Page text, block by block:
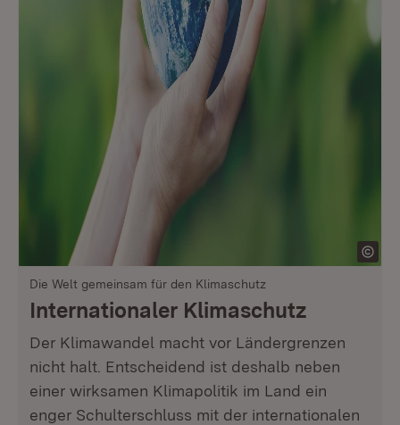
Die Welt gemeinsam für den Klimaschutz
Internationaler Klimaschutz
Der Klimawandel macht vor Ländergrenzen
nicht halt. Entscheidend ist deshalb neben
einer wirksamen Klimapolitik im Land ein
enger Schulterschluss mit der internationalen